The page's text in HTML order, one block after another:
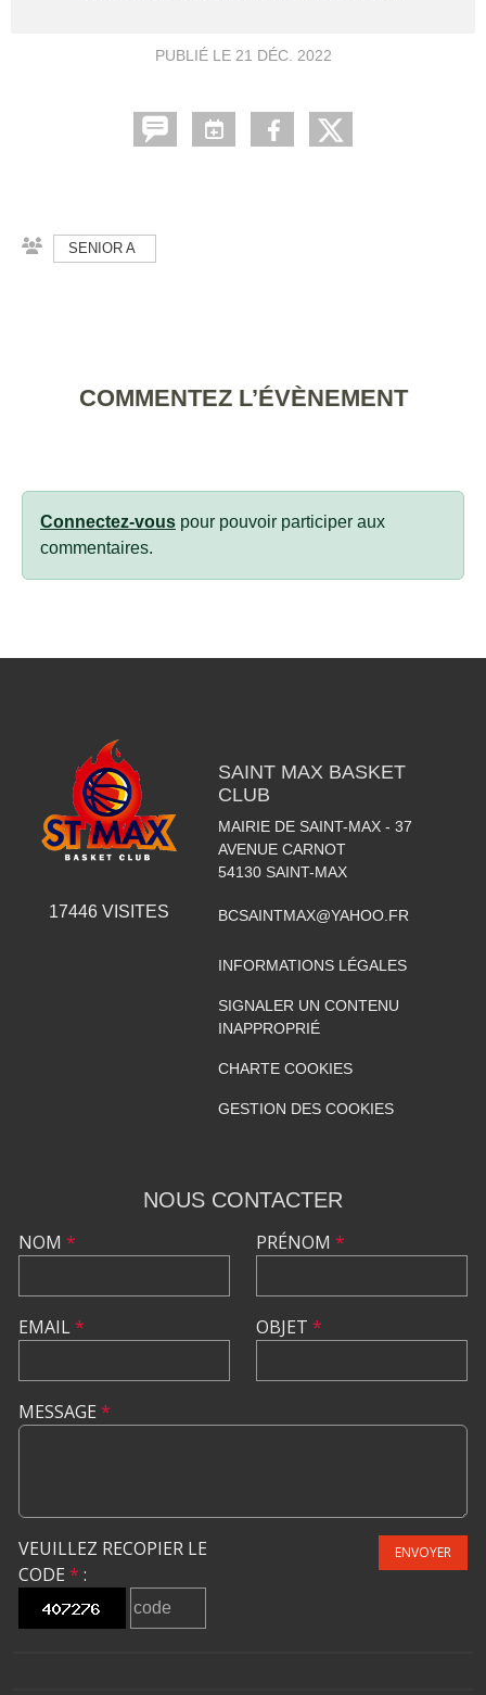
PUBLIÉ LE 21 DÉC. 2022
SENIOR A
COMMENTEZ L’ÉVÈNEMENT
Connectez-vous pour pouvoir participer aux
commentaires.
17446VISITES
SAINT MAX BASKET
CLUB
MAIRIE DE SAINT-MAX - 37
AVENUE CARNOT
54130 SAINT-MAX
BCSAINTMAX@YAHOO.FR
INFORMATIONS LÉGALES
SIGNALER UN CONTENU
INAPPROPRIÉ
CHARTE COOKIES
GESTION DES COOKIES
NOUS CONTACTER
NOM *
EMAIL*
PRÉNOM *
OBJET *
MESSAGE *
VEUILLEZ RECOPIER LE
CODE * :
ENVOYER